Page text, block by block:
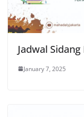
Jadwal
January 7, 2025